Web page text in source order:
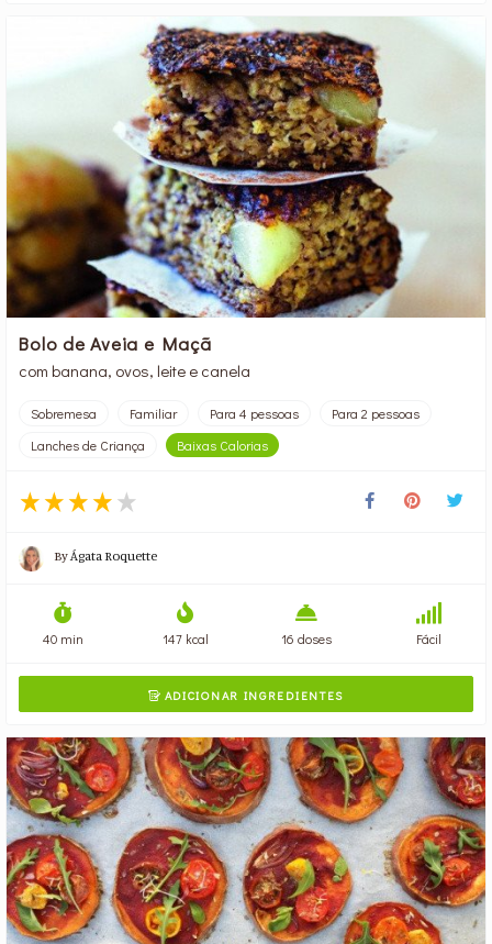
Bolo de Aveia e Maçã
com banana, ovos, leite e canela
Sobremesa Familiar Para 4 pessoas
Para 2 pessoas
Lanches de Criança
Baixas Calorias
By Ágata Roquette
40 min 147 kcal 16 doses Fácil
ADICIONAR INGREDIENTES